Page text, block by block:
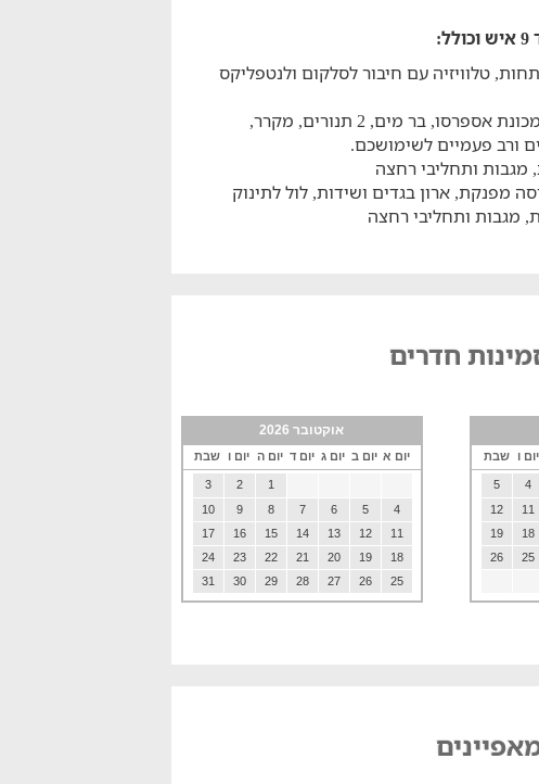
ספות זוגיות נפתחות, טלוויזיה עם חיבור לסלקום ולנטפליקס
מטבחון מאובזר הכולל פינת קפה עם מכונת אספרסו, בר מים, 2 תנורים, מקרר,
ורב פעמיים לשימושכם.
ותחליבי רחצה
מפנקת, ארון בגדים ושידות, לול לתינוק
מגבות ותחליבי רחצה
חדרים
יום ו שבת
4
5
11
12
18
19
25
26
אוקטובר 2026
יום א יום ב יום ג יום ד יום ה יום ו שבת
1
2
3
4
5
6
7
8
9
10
11
12
13
14
15
16
17
18
19
20
21
22
23
24
25
26
27
28
29
30
31